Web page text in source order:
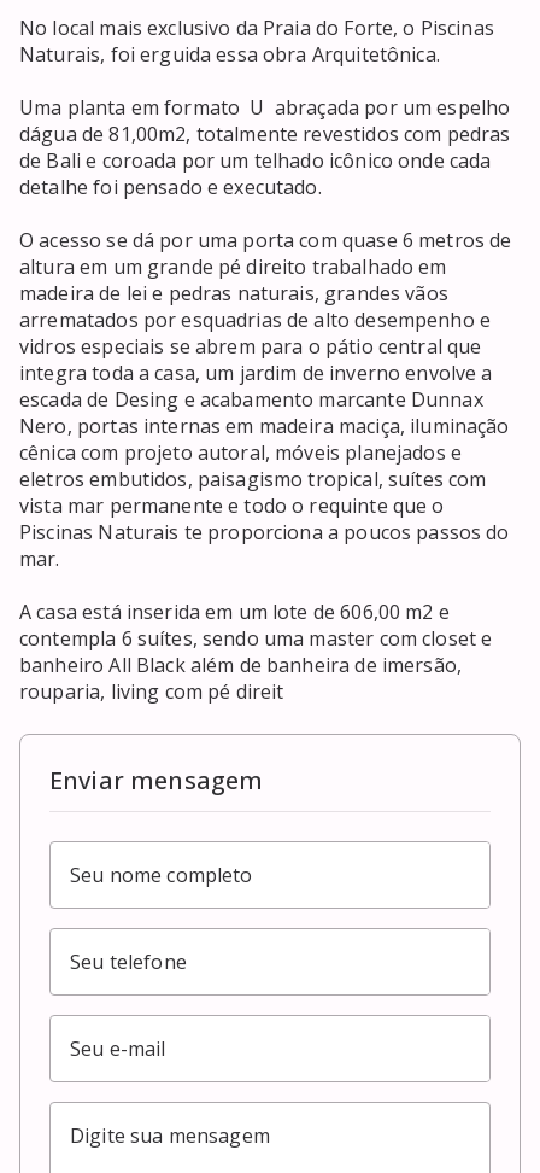
No local mais exclusivo da Praia do Forte, o Piscinas
Naturais, foi erguida essa obra Arquitetônica.
Uma planta em formato  U  abraçada por um espelho
dágua de 81,00m2, totalmente revestidos com pedras
de Bali e coroada por um telhado icônico onde cada
detalhe foi pensado e executado.
O acesso se dá por uma porta com quase 6 metros de
altura em um grande pé direito trabalhado em
madeira de lei e pedras naturais, grandes vãos
arrematados por esquadrias de alto desempenho e
vidros especiais se abrem para o pátio central que
integra toda a casa, um jardim de inverno envolve a
escada de Desing e acabamento marcante Dunnax
Nero, portas internas em madeira maciça, iluminação
cênica com projeto autoral, móveis planejados e
eletros embutidos, paisagismo tropical, suítes com
vista mar permanente e todo o requinte que o
Piscinas Naturais te proporciona a poucos passos do
mar.
A casa está inserida em um lote de 606,00 m2 e
contempla 6 suítes, sendo uma master com closet e
banheiro All Black além de banheira de imersão,
rouparia, living com pé direit
Enviar mensagem